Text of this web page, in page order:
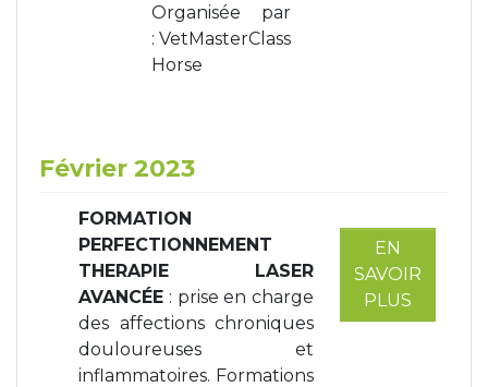
Organisée par
: VetMasterClass
Horse
Février 2023
FORMATION
PERFECTIONNEMENT
THERAPIE LASER
AVANCÉE : prise en charge
des affections chroniques
douloureuses et
inflammatoires. Formations
EN
SAVOIR
PLUS